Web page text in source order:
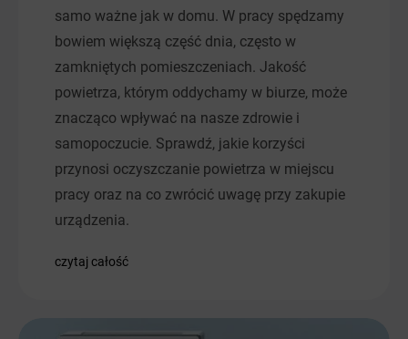
samo ważne jak w domu. W pracy spędzamy
bowiem większą część dnia, często w
zamkniętych pomieszczeniach. Jakość
powietrza, którym oddychamy w biurze, może
znacząco wpływać na nasze zdrowie i
samopoczucie. Sprawdź, jakie korzyści
przynosi oczyszczanie powietrza w miejscu
pracy oraz na co zwrócić uwagę przy zakupie
urządzenia.
czytaj całość